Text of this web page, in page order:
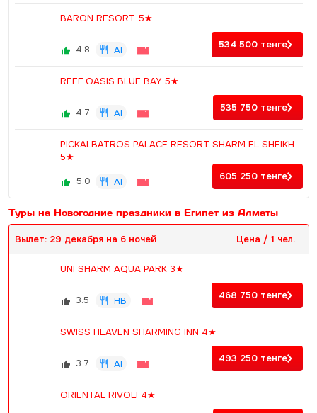
BARON RESORT 5★
4.8 AI 534 500 тенге
REEF OASIS BLUE BAY 5★
4.7 AI 535 750 тенге
PICKALBATROS PALACE RESORT SHARM EL SHEIKH
5★
5.0
AI 605 250 тенге
Туры на Новогодние праздники в Египет из Алматы
Вылет: 29 декабря на 6 ночей Цена / 1 чел.
UNI SHARM AQUA PARK 3★
3.5 HB 468 750 тенге
SWISS HEAVEN SHARMING INN 4★
3.7 AI 493 250 тенге
ORIENTAL RIVOLI 4★